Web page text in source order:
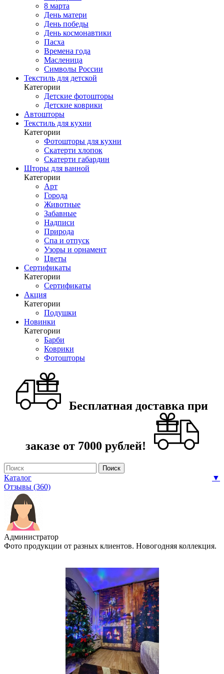
8 марта
День матери
День победы
День космонавтики
Пасха
Времена года
Масленица
Символы России
Текстиль для детской
Категории
Детские фотошторы
Детские коврики
Автошторы
Текстиль для кухни
Категории
Фотошторы для кухни
Скатерти хлопок
Скатерти габардин
Шторы для ванной
Категории
Арт
Города
Животные
Забавные
Надписи
Природа
Спа и отпуск
Узоры и орнамент
Цветы
Сертификаты
Категории
Сертификаты
Акция
Категории
Подушки
Новинки
Категории
Барби
Коврики
Фотошторы
Бесплатная доставка при
заказе от 7000 рублей!
Каталог
▼
Отзывы (360)
Администратор
Фото продукции от разных клиентов. Новогодняя коллекция.